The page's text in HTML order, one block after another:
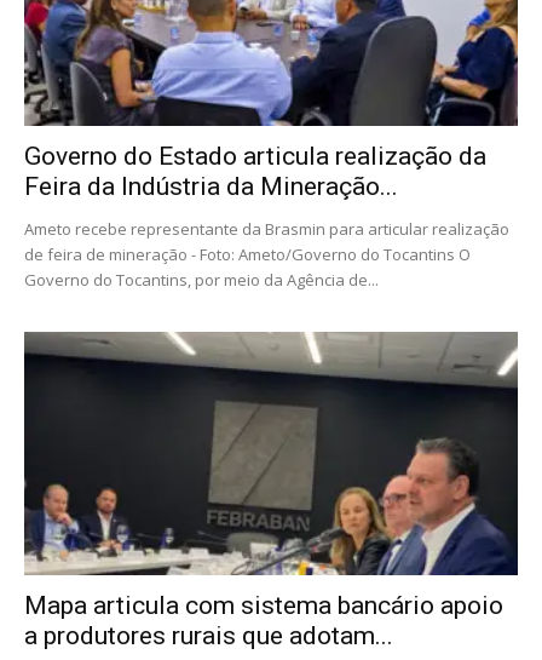
Governo do Estado articula realização da
Feira da Indústria da Mineração...
Ameto recebe representante da Brasmin para articular realização
de feira de mineração - Foto: Ameto/Governo do Tocantins O
Governo do Tocantins, por meio da Agência de...
Mapa articula com sistema bancário apoio
a produtores rurais que adotam...